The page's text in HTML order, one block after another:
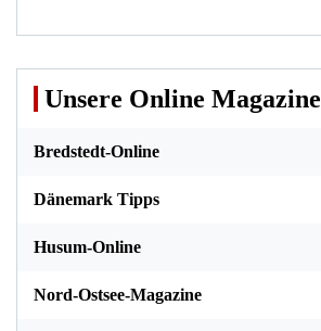
Unsere Online Magazine
Bredstedt-Online
Dänemark Tipps
Husum-Online
Nord-Ostsee-Magazine